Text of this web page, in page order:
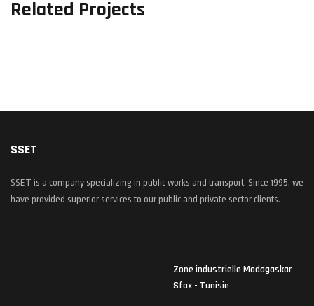
Related Projects
SSET
SSET is a company specializing in public works and transport. Since 1995, we
have provided superior services to our public and private sector clients.
Zone industrielle Madagaskar
Sfax - Tunisie